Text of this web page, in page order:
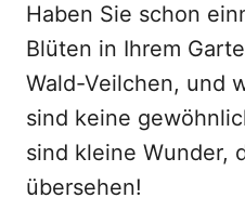
Haben Sie schon
Blüten in Ihrem
Wald-Veilchen, und
sind keine
sind kleine Wunder,
übersehen!